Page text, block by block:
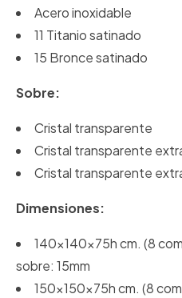
Acero inoxidable
11 Titanio satinado
15 Bronce satinado
Sobre:
Cristal transparente
Cristal transparente
Cristal transparente
Dimensiones:
140x140x75h cm. (8
sobre: 15mm
150x150x75h cm. (8